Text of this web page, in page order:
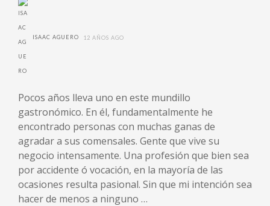
ISAAC AGUERO 12 AÑOS AGO
Pocos años lleva uno en este mundillo
gastronómico. En él, fundamentalmente he
encontrado personas con muchas ganas de
agradar a sus comensales. Gente que vive su
negocio intensamente. Una profesión que bien sea
por accidente ó vocación, en la mayoría de las
ocasiones resulta pasional. Sin que mi intención sea
hacer de menos a ninguno …